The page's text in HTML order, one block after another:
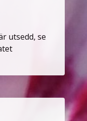
utsedd, se